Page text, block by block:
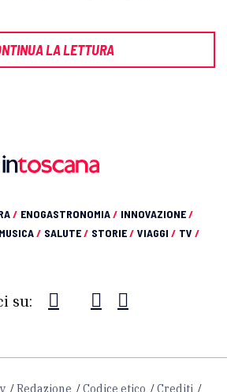
LA LETTURA
/ ENOGASTRONOMIA/ INNOVAZIONE/
MUSICA/ SALUTE/ STORIE/ VIAGGI / TV /
su:
Redazione Codice etico Crediti